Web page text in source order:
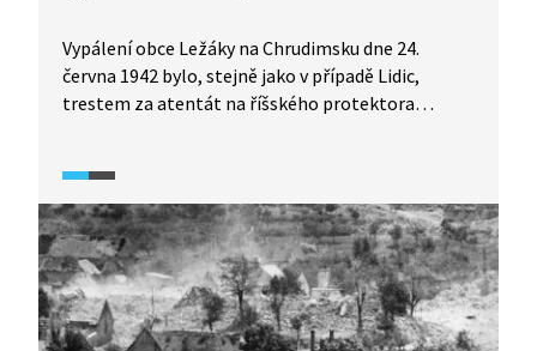
Vypálení obce Ležáky na Chrudimsku dne 24.
června 1942 bylo, stejně jako v případě Lidic,
trestem za atentát na říšského protektora
odboji. Všech 33 dospělých obyvatel Ležáků bylo
popraveno, přežily pouze dvě dívky, které nacisté
poslali do Německa na převýchovu. Reportáž
kromě popisu samotné události reflektuje
i poválečné připomínání tragédie, které dodnes
zůstává ve stínu osudu Lidic.